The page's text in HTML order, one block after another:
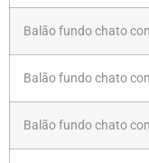
Balão fundo chato
Balão fundo chato
Balão fundo chato